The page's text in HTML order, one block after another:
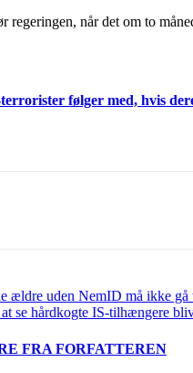
regeringen, når det om to
følger med, hvis
ældre uden NemID må ikke gå
se hårdkogte IS-tilhængere
FRA FORFATTEREN